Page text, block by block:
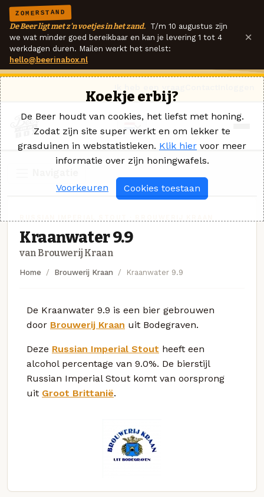
ZOMERSTAND
De Beer ligt met z'n voetjes in het zand. T/m 10 augustus zijn
we wat minder goed bereikbaar en kan je levering 1 tot 4
werkdagen duren. Mailen werkt het snelst:
hello@beerinabox.nl
×
Kraanwater 9.9
van Brouwerij Kraan
Home Brouwerij Kraan Kraanwater 9.9
De Kraanwater 9.9 is een bier gebrouwen
door Brouwerij Kraan uit Bodegraven.
Deze Russian Imperial Stout heeft een
alcohol percentage van 9.0%. De bierstijl
Russian Imperial Stout komt van oorsprong
uit Groot Brittanië.
Koekje erbij?
De Beer houdt van cookies, het liefst met honing.
Zodat zijn site super werkt en om lekker te
grasduinen in webstatistieken. Klik hier voor meer
informatie over zijn honingwafels.
Voorkeuren Cookies toestaan